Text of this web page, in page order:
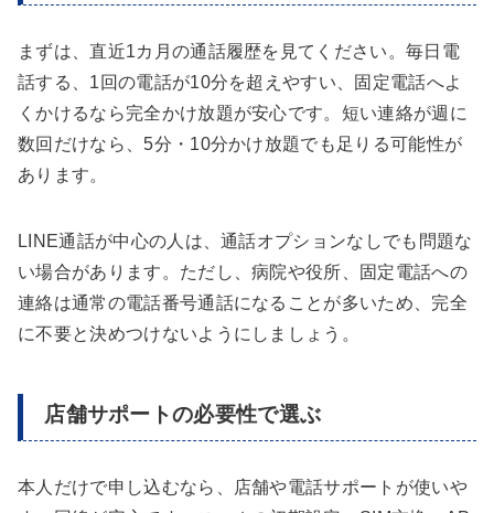
まずは、直近1カ月の通話履歴を見てください。毎日電
話する、1回の電話が10分を超えやすい、固定電話へよ
くかけるなら完全かけ放題が安心です。短い連絡が週に
数回だけなら、5分・10分かけ放題でも足りる可能性が
あります。
LINE通話が中心の人は、通話オプションなしでも問題な
い場合があります。ただし、病院や役所、固定電話への
連絡は通常の電話番号通話になることが多いため、完全
に不要と決めつけないようにしましょう。
店舗サポートの必要性で選ぶ
本人だけで申し込むなら、店舗や電話サポートが使いや